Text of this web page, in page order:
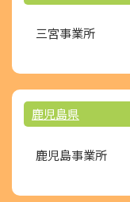
三宮事業所
鹿児島県
鹿児島事業所